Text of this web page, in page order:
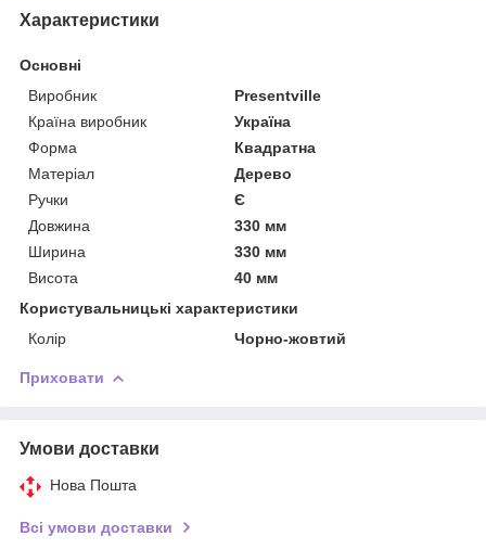
Характеристики
Основні
Виробник
Presentville
Країна виробник
Україна
Форма
Квадратна
Матеріал
Дерево
Ручки
Є
Довжина
330 мм
Ширина
330 мм
Висота
40 мм
Користувальницькі характеристики
Колір
Чорно-жовтий
Приховати
Умови доставки
Нова Пошта
Всі умови доставки